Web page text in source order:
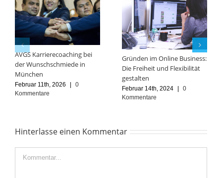
AVGS Karrierecoaching bei
der Wunschschmiede in
München
Februar 11th, 2026
0
Kommentare
Gründen im Online Business:
Die Freiheit und Flexibilität
gestalten
Februar 14th, 2024
0
Kommentare
Hinterlasse einen Kommentar